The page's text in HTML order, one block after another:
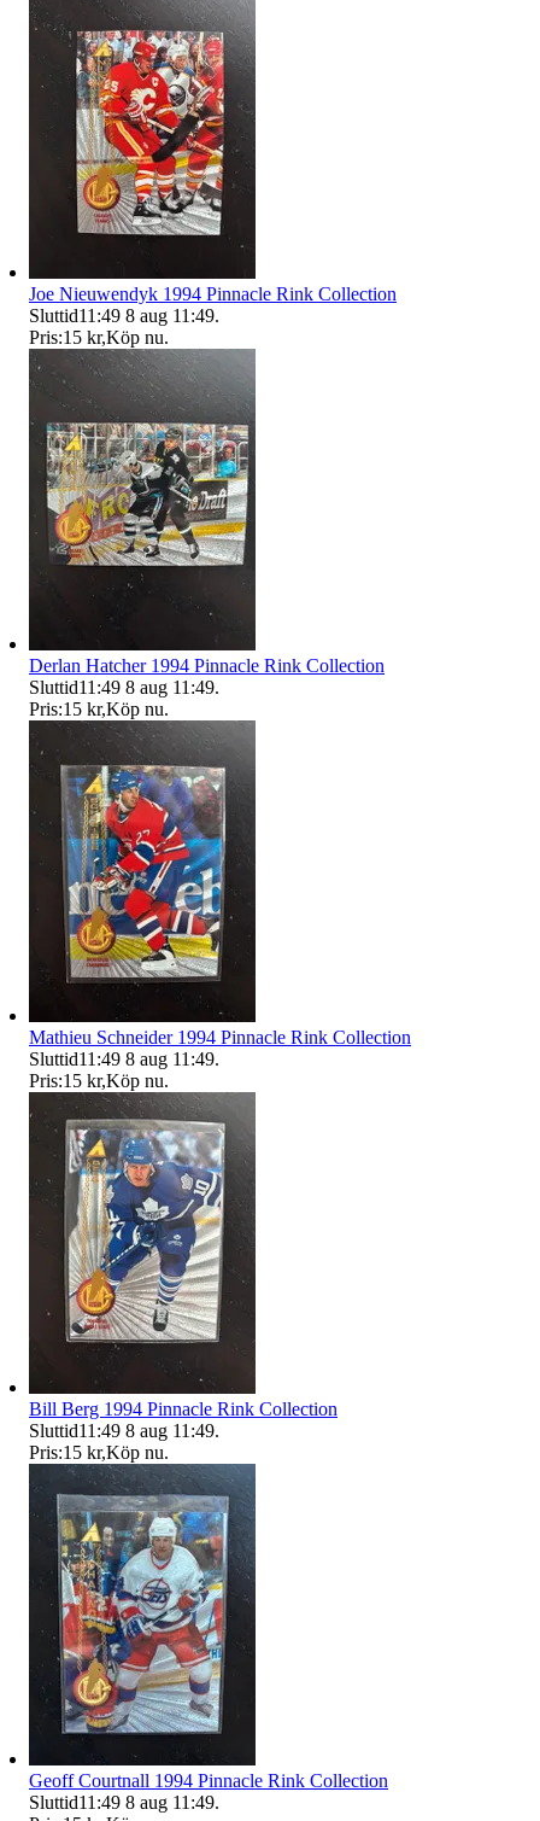
Joe Nieuwendyk 1994 Pinnacle Rink Collection
Sluttid11:49 8 aug 11:49.
Pris:15 kr,Köp nu.
Derlan Hatcher 1994 Pinnacle Rink Collection
Sluttid11:49 8 aug 11:49.
Pris:15 kr,Köp nu.
Mathieu Schneider 1994 Pinnacle Rink Collection
Sluttid11:49 8 aug 11:49.
Pris:15 kr,Köp nu.
Bill Berg 1994 Pinnacle Rink Collection
Sluttid11:49 8 aug 11:49.
Pris:15 kr,Köp nu.
Geoff Courtnall 1994 Pinnacle Rink Collection
Sluttid11:49 8 aug 11:49.